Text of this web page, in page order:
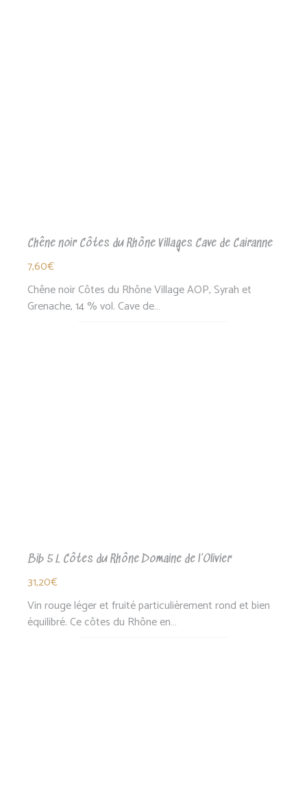
Chêne noir Côtes du Rhône Villages Cave de Cairanne
7,60€
Chêne noir Côtes du Rhône Village AOP, Syrah et
Grenache, 14 % vol. Cave de…
Bib 5 L Côtes du Rhône Domaine de l’Olivier
31,20€
Vin rouge léger et fruité particulièrement rond et bien
équilibré. Ce côtes du Rhône en…